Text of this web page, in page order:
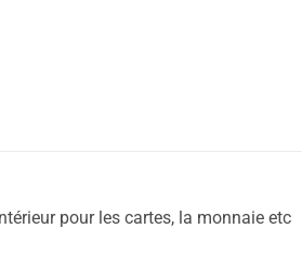
pour les cartes, la monnaie etc